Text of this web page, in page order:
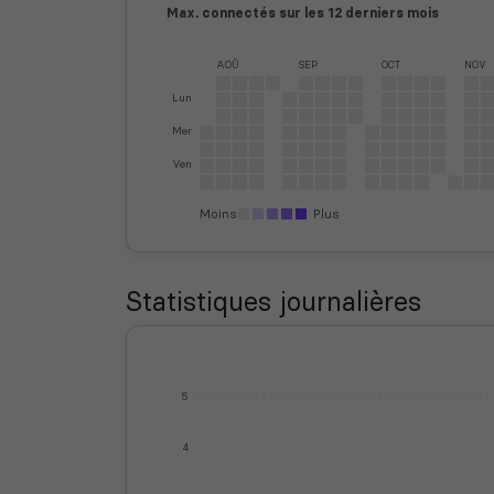
Max. connectés sur les 12 derniers mois
Lun
Mer
Ven
AOÛ SEP OCT NOV
Moins Plus
Statistiques journalières
4
5